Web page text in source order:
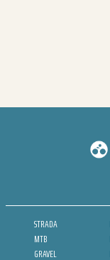
STRADA
MTB
GRAVEL